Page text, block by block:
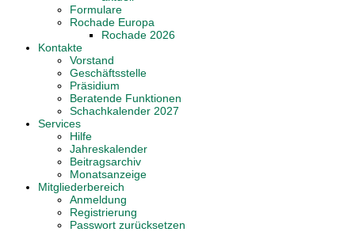
Formulare
Rochade Europa
Rochade 2026
Kontakte
Vorstand
Geschäftsstelle
Präsidium
Beratende Funktionen
Schachkalender 2027
Services
Hilfe
Jahreskalender
Beitragsarchiv
Monatsanzeige
Mitgliederbereich
Anmeldung
Registrierung
Passwort zurücksetzen